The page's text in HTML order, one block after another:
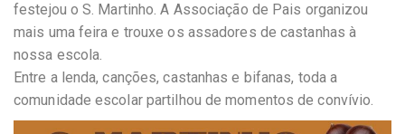
festejou o S. Martinho. A Associação de Pais organizou
mais uma feira e trouxe os assadores de castanhas à
nossa escola.
Entre a lenda, canções, castanhas e bifanas, toda a
comunidade escolar partilhou de momentos de convívio.